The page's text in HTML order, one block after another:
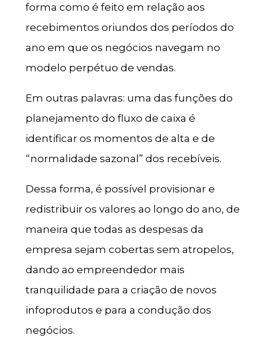
forma como é feito em relação aos
recebimentos oriundos dos períodos do
ano em que os negócios navegam no
modelo perpétuo de vendas.
Em outras palavras: uma das funções do
planejamento do fluxo de caixa é
identificar os momentos de alta e de
“normalidade sazonal” dos recebíveis.
Dessa forma, é possível provisionar e
redistribuir os valores ao longo do ano, de
maneira que todas as despesas da
empresa sejam cobertas sem atropelos,
dando ao empreendedor mais
tranquilidade para a criação de novos
infoprodutos e para a condução dos
negócios.